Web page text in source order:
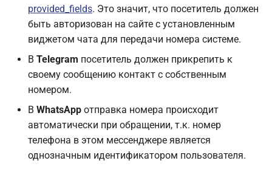
provided_fields. Это значит, что посетитель должен
быть авторизован на сайте с установленным
виджетом чата для передачи номера системе.
В Telegram посетитель должен прикрепить к
своему сообщению контакт с собственным
номером.
В WhatsApp отправка номера происходит
автоматически при обращении, т.к. номер
телефона в этом мессенджере является
однозначным идентификатором пользователя.